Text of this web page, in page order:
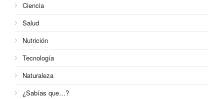
Ciencia
Salud
Nutrición
Tecnología
Naturaleza
¿Sabías que…?